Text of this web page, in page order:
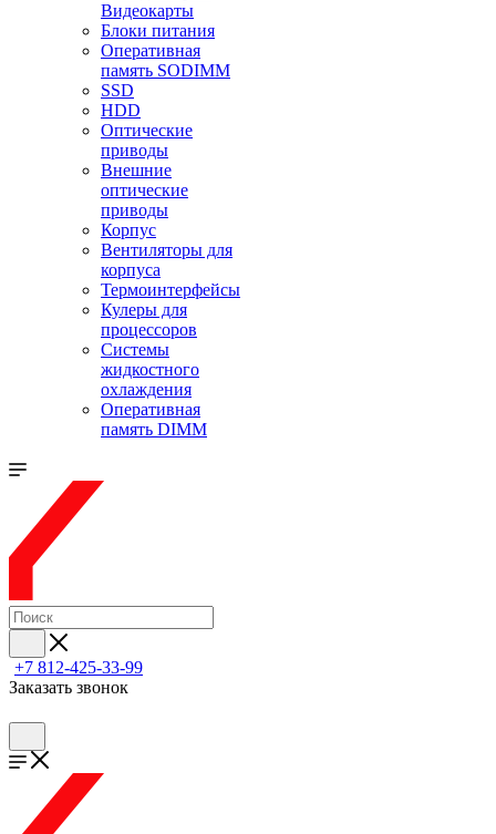
Видеокарты
Блоки питания
Оперативная
память SODIMM
SSD
HDD
Оптические
приводы
Внешние
оптические
приводы
Корпус
Вентиляторы для
корпуса
Термоинтерфейсы
Кулеры для
процессоров
Системы
жидкостного
охлаждения
Оперативная
память DIMM
+7 812-425-33-99
Заказать звонок